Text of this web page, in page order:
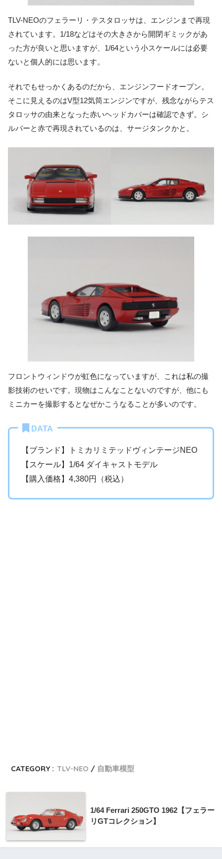
TLV-NEOのフェラーリ・テスタロッサは、エンジンまで再現
されています。1/18などはその大きさから開閉ギミックがあ
った方が良いと思いますが、1/64という小スケールには必要
ないと個人的には思います。
それでもせっかくあるのだから、エンジンフードオープン。
そこに見えるのはV型12気筒エンジンですが、残念ながらテス
タロッサの由来となった赤いヘッドカバーは確認できず。シ
ルバーと赤で再現されているのは、サージタンクかと。
フロントウィンドウが虹色になっていますが、これは私の撮
影技術のせいです。現物はこんなことないのですが、他にも
ミニカーを撮影するとなぜかこうなることが多いのです。
DATA
【ブランド】トミカリミテッドヴィンテージNEO
【スケール】1/64 ダイキャストモデル
【購入価格】4,380円（税込）
CATEGORY : TLV-NEO 自動車模型
1/64 Ferrari 250GTO 1962【フェラー
リGTコレクション】